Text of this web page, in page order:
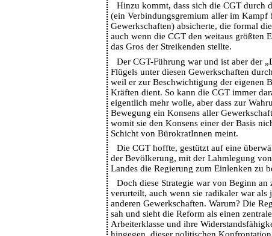
Hinzu kommt, dass sich die CGT durch
(ein Verbindungsgremium aller im Kampf
Gewerkschaften) absicherte, die formal
auch wenn die CGT den weitaus größten
das Gros der Streikenden stellte.
Der CGT-Führung war und ist aber der
Flügels unter diesen Gewerkschaften
weil er zur Beschwichtigung der eigenen
Kräften dient. So kann die CGT immer
eigentlich mehr wolle, aber dass zur
Bewegung ein Konsens aller
womit sie den Konsens einer der Basis
Schicht von BürokratInnen meint.
Die CGT hoffte, gestützt auf eine
der Bevölkerung, mit der Lahmlegung
Landes die Regierung zum Einlenken zu
Doch diese Strategie war von Beginn an
verurteilt, auch wenn sie radikaler war als
anderen Gewerkschaften. Warum? Die
sah und sieht die Reform als einen
Arbeiterklasse und ihre